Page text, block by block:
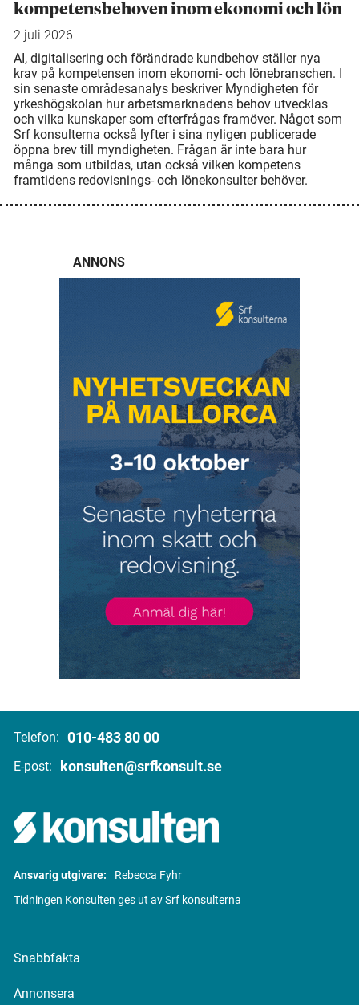
kompetensbehoven inom ekonomi och lön
2 juli 2026
AI, digitalisering och förändrade kundbehov ställer nya
krav på kompetensen inom ekonomi- och lönebranschen. I
sin senaste områdesanalys beskriver Myndigheten för
yrkeshögskolan hur arbetsmarknadens behov utvecklas
och vilka kunskaper som efterfrågas framöver. Något som
Srf konsulterna också lyfter i sina nyligen publicerade
öppna brev till myndigheten. Frågan är inte bara hur
många som utbildas, utan också vilken kompetens
framtidens redovisnings- och lönekonsulter behöver.
ANNONS
Telefon: 010-483 80 00
E-post: konsulten@srfkonsult.se
Ansvarig utgivare:
Rebecca Fyhr
Tidningen Konsulten ges ut av Srf konsulterna
Snabbfakta
Annonsera